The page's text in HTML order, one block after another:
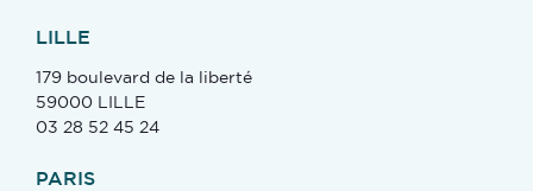
LILLE
179 boulevard de la liberté
59000 LILLE
03 28 52 45 24
PARIS